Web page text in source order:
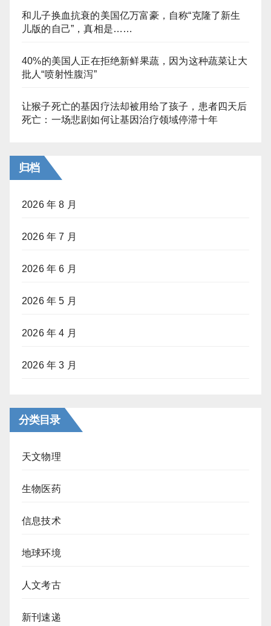
和儿子换血抗衰的美国亿万富豪，自称“克隆了新生
儿版的自己”，真相是……
40%的美国人正在拒绝新鲜果蔬，因为这种蔬菜让大
批人“喷射性腹泻”
让猴子死亡的基因疗法却被用给了孩子，患者四天后
死亡：一场悲剧如何让基因治疗领域停滞十年
归档
2026 年 8 月
2026 年 7 月
2026 年 6 月
2026 年 5 月
2026 年 4 月
2026 年 3 月
分类目录
天文物理
生物医药
信息技术
地球环境
人文考古
新刊速递